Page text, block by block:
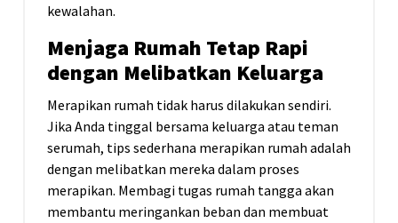
kewalahan.
Menjaga Rumah Tetap Rapi
dengan Melibatkan Keluarga
Merapikan rumah tidak harus dilakukan sendiri.
Jika Anda tinggal bersama keluarga atau teman
serumah, tips sederhana merapikan rumah adalah
dengan melibatkan mereka dalam proses
merapikan. Membagi tugas rumah tangga akan
membantu meringankan beban dan membuat